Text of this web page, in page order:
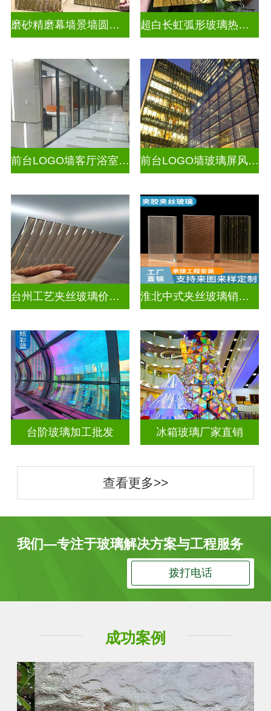
磨砂精磨幕墙景墙圆弧玻璃 超白长虹弧形玻璃热熔热弯玻璃
前台LOGO墙客厅浴室玻璃隔断 前台LOGO墙玻璃屏风隔断
台州工艺夹丝玻璃价钱表 淮北中式夹丝玻璃销售电话
台阶玻璃加工批发 冰箱玻璃厂家直销
查看更多>>
我们—专注于玻璃解决方案与工程服务
拨打电话
成功案例